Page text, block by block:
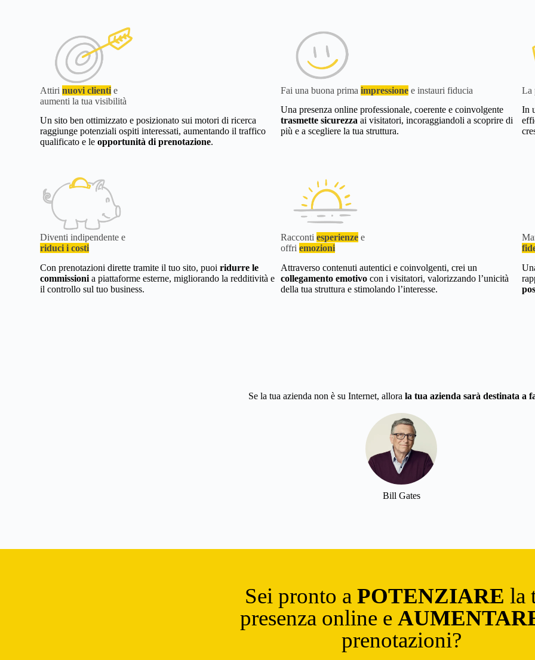
Attirinuovi clienti e
aumenti la tua visibilità
Un sito ben ottimizzato e posizionato sui motori di ricerca
raggiunge potenziali ospiti interessati, aumentando il traffico
qualificato e leopportunità di prenotazione.
Fai una buona primaimpressione e instauri fiducia
Una presenza online professionale, coerente e coinvolgente
trasmette sicurezza ai visitatori, incoraggiandoli a scoprire di
più e a scegliere la tua struttura.
La
In
Diventi indipendente e
riduci i costi
Con prenotazioni dirette tramite il tuo sito, puoiridurre le
commissioni a piattaforme esterne, migliorando la redditività e
il controllo sul tuo business.
Raccontiesperienze e
offriemozioni
Attraverso contenuti autentici e coinvolgenti, crei un
collegamento emotivo con i visitatori, valorizzando l’unicità
della tua struttura e stimolando l’interesse.
Se la tua azienda non è su Internet, allora la tua azienda sarà destinata a
Bill Gates
Sei pronto a POTENZIARE la
presenza online e
prenotazioni?